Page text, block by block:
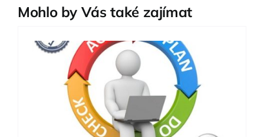
Mohlo by Vás také zajímat